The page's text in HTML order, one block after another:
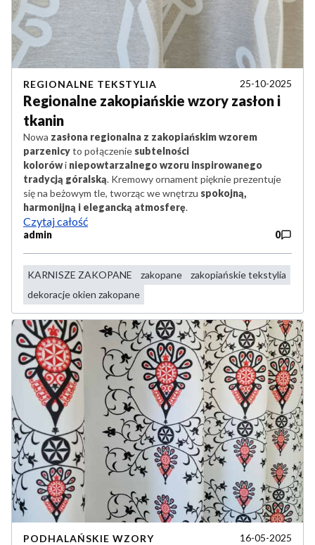
REGIONALNE TEKSTYLIA 25-10-2025
Regionalne zakopiańskie wzory zasłon i
tkanin
Nowa zasłona regionalna z zakopiańskim wzorem
parzenicyto połączenie subtelności
kolorówi niepowtarzalnego wzoru inspirowanego
tradycją góralską. Kremowy ornament pięknie prezentuje
się na beżowym tle, tworząc we wnętrzu spokojną,
harmonijną i elegancką atmosferę.
Czytaj całość
admin 0
KARNISZE ZAKOPANE zakopane
zakopiańskie tekstylia
dekoracje okien zakopane
PODHALAŃSKIE WZORY 16-05-2025